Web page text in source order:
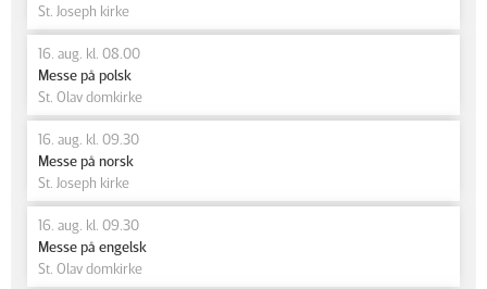
St. Joseph kirke
16. aug. kl. 08.00
Messe på polsk
St. Olav domkirke
16. aug. kl. 09.30
Messe på norsk
St. Joseph kirke
16. aug. kl. 09.30
Messe på engelsk
St. Olav domkirke